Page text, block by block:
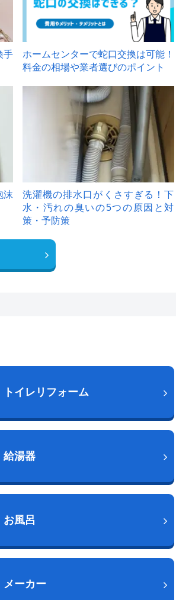
手
ホームセンターで蛇口交換は可能！
料金の相場や業者選びのポイント
沫
洗濯機の排水口がくさすぎる！下
水・汚れの臭いの5つの原因と対
策・予防策
トイレリフォーム
給湯器
お風呂
メーカー